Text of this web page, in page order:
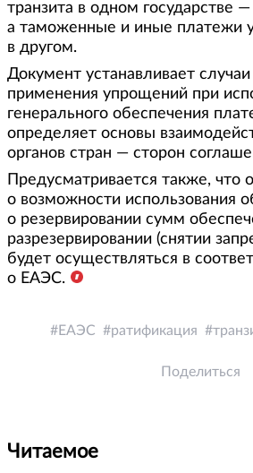
транзита в одном государстве
а таможенные и иные платежи
в другом.
Документ устанавливает
применения упрощений при
генерального обеспечения
определяет основы
органов стран — сторон
Предусматривается также, что
о возможности использования
о резервировании сумм
разрезервировании (снятии
будет осуществляться в
о ЕАЭС.
ЕАЭС ратификация
Поделиться
Читаемое